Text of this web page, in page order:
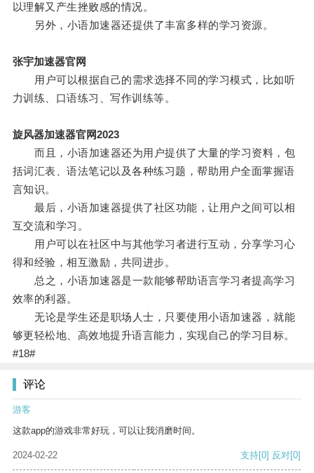
以理解又产生挫败感的情况。
另外，小语加速器还提供了丰富多样的学习资源。
张宇加速器官网
用户可以根据自己的需求选择不同的学习模式，比如听
力训练、口语练习、写作训练等。
旋风器加速器官网2023
而且，小语加速器还为用户提供了大量的学习资料，包
括词汇表、语法笔记以及各种练习题，帮助用户全面掌握语
言知识。
最后，小语加速器提供了社区功能，让用户之间可以相
互交流和学习。
用户可以在社区中与其他学习者进行互动，分享学习心
得和经验，相互激励，共同进步。
总之，小语加速器是一款能够帮助语言学习者提高学习
效率的利器。
无论是学生还是职场人士，只要使用小语加速器，就能
够更轻松地、高效地提升语言能力，实现自己的学习目标。
#18#
评论
游客
这款app的游戏非常好玩，可以让我消磨时间。
2024-02-22 支持[0] 反对[0]